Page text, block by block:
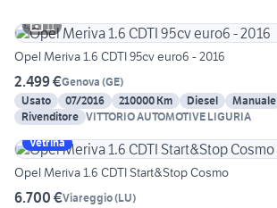
11
Opel Meriva 1.6 CDTI 95cv euro6 - 2016
2.499 €Genova (GE)
Usato
07/2016 210000 Km Diesel Manuale
Rivenditore VITTORIO AUTOMOTIVE LIGURIA
Vetrina
Opel Meriva 1.6 CDTI Start&Stop Cosmo
6.700 €Viareggio(LU)